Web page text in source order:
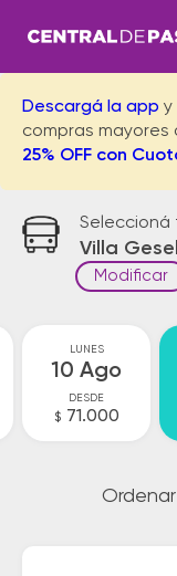
Descargá la app y
compras mayores
25% OFF con
Seleccioná
Villa Gesell
Modificar
LUNES
10 Ago
DESDE
$ 71.000